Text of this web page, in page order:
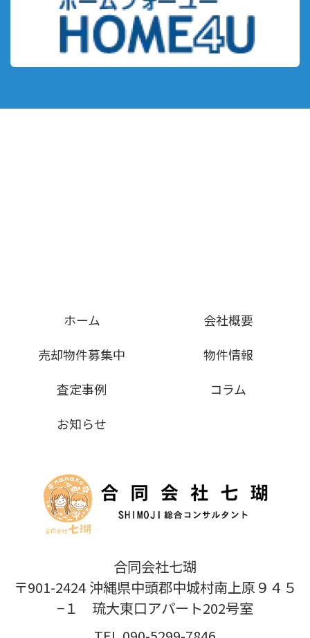
ホーム
会社概要
売却物件募集中
物件情報
査定事例
コラム
お知らせ
合同会社七瑚
〒901-2424 沖縄県中頭郡中城村南上原９４５
−１ 琉大東口アパート202号室